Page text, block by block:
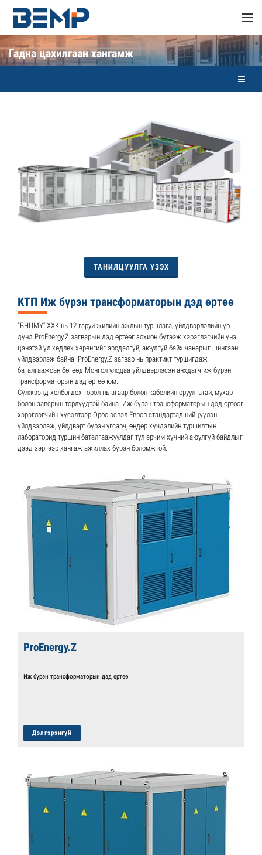
Гадна цахилгаан хангамж
ТАНИЛЦУУЛГА ҮЗЭХ
КТП Иж бүрэн трансформаторын дэд өртөө
"БНЦМҮ'' ХХК нь 12 гаруй жилийн ажлын туршлага, үйлдвэрлэлийн үр
дүнд ProEnergy.Z загварын дэд өртөөг зохион бүтээж хэрэглэгчийн үнэ
цэнэтэй үл хөдлөх хөрөнгийг эрсдэлгүй, аюулгүй байх чанарыг шингээн
үйлдвэрлэж байна. ProEnergy.Z загвар нь практикт туршигдаж
баталгаажсан бөгөөд Монгол улсдаа үйлдвэрлэсэн анхдагч иж бүрэн
трансформаторын дэд өртөө юм.
Сүлжээнд холбогдох төрөл нь агаар болон кабелийн оруулгатай, мухар
болон завсрын төрлүүдтэй байна. Иж бүрэн трансформаторын дэд өртөөг
хэрэглэгчийн хүсэлтээр Орос эсвэл Европ стандартад нийцүүлэн
үйлдвэрлэж, үйлдвэрт бүрэн угсарч, өндөр хүчдэлийн туршилтын
лабораторид туршин баталгаажуулдаг тул эрчим хүчний аюулгүй байдлыг
дээд зэргээр хангаж ажиллах бүрэн боломжтой.
ProEnergy.Z
Иж бүрэн трансформаторын дэд өртөө
Дэлгэрэнгүй